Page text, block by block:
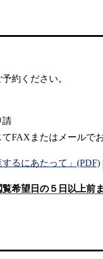
約ください。
請
FAXまたはメールで
するにあたって」(PDF)
覧希望日の５日以上前